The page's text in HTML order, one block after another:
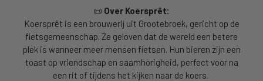
📜 Over Koersprêt:
Koersprêt is een brouwerij uit Grootebroek, gericht op de
fietsgemeenschap. Ze geloven dat de wereld een betere
plek is wanneer meer mensen fietsen. Hun bieren zijn een
toast op vriendschap en saamhorigheid, perfect voor na
een rit of tijdens het kijken naar de koers.